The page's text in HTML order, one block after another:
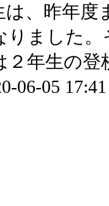
、昨年度
りました
２年生の登
06-05